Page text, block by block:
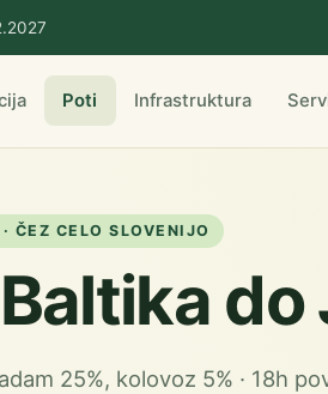
Poti Infrastruktura
ČEZ CELO SLOVENIJO
do
25%, kolovoz 5% · 18h